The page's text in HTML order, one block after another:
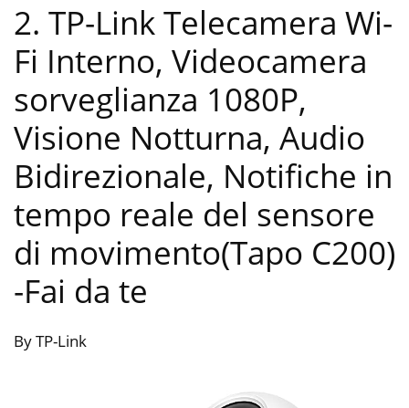
2. TP-Link Telecamera Wi-
Fi Interno, Videocamera
sorveglianza 1080P,
Visione Notturna, Audio
Bidirezionale, Notifiche in
tempo reale del sensore
di movimento(Tapo C200)
-Fai da te
By TP-Link